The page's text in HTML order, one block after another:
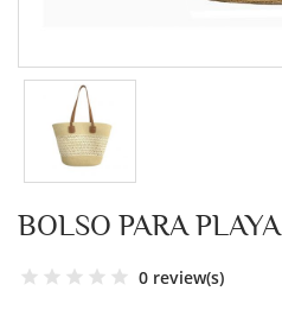
BOLSO PARA PLAYA
0 review(s)